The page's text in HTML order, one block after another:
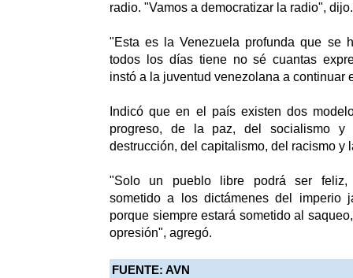
radio. "Vamos a democratizar la radio", dijo.
"Esta es la Venezuela profunda que se
todos los días tiene no sé cuantas
instó a la juventud venezolana a continuar
Indicó que en el país existen dos
progreso, de la paz, del socialismo
destrucción, del capitalismo, del racismo y
"Solo un pueblo libre podrá ser feliz,
sometido a los dictámenes del imperio
porque siempre estará sometido al
opresión", agregó.
FUENTE: AVN